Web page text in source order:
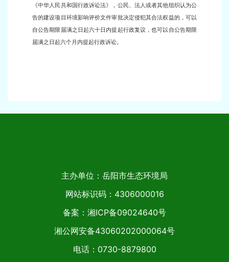
《中华人民共和国行政诉讼法》，公民、法人或者其他组织认为公
告的建设项目环境影响评价文件审批决定侵犯其合法权益的，可以
自公告期限届满之日起六十日内提起行政复议，也可以自公告期限
届满之日起六个月内提起行政诉讼。
主办单位：岳阳市生态环境局
网站标识码：4306000016
备案：湘ICP备09024640号
湘公网安备43060202000064号
电话：0730-8879800